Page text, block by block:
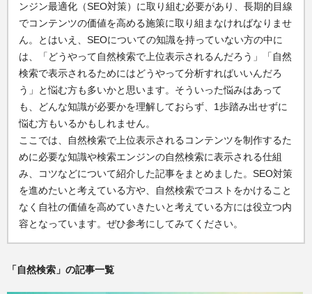
ンジン最適化（SEO対策）に取り組む必要があり、長期的目線
でコンテンツの価値を高める施策に取り組まなければなりませ
ん。とはいえ、SEOについての知識を持っていない方の中に
は、「どうやって自然検索で上位表示されるんだろう」「自然
検索で表示されるためにはどうやって分析すればいいんだろ
う」と悩む方も多いかと思います。そういった悩みはあって
も、どんな知識が必要かを理解しておらず、1歩踏み出せずに
悩む方もいるかもしれません。
ここでは、自然検索で上位表示されるコンテンツを制作するた
めに必要な知識や検索エンジンの自然検索に表示される仕組
み、コツなどについて紹介した記事をまとめました。SEO対策
を進めたいと考えている方や、自然検索でコストをかけること
なく自社の価値を高めていきたいと考えている方には役立つ内
容となっています。ぜひ参考にしてみてください。
「自然検索」の記事一覧